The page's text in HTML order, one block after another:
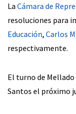
La Cámara de
resoluciones para
Educación, Carlos
respectivamente.
El turno de Mellado
Santos el próximo